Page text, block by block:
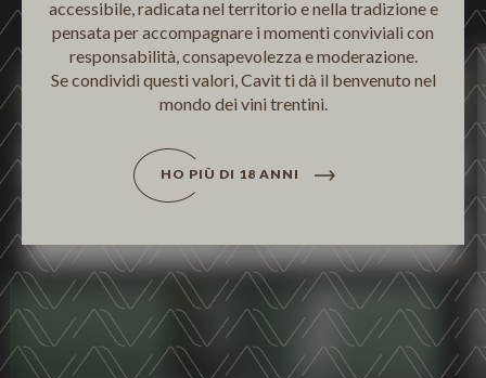
non vuole i cookie di terze parti statistici può negare il
consenso sul tasto "Rifiuta".
Personalizza
Accetta tutti
Personalizza
accessibile, radicata nel territorio e nella tradizione e
pensata per accompagnare i momenti conviviali con
responsabilità, consapevolezza e moderazione.
Se condividi questi valori, Cavit ti dà il benvenuto nel
mondo dei vini trentini.
HO PIÙ DI 18 ANNI